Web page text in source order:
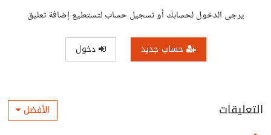
يرجى الدخول لحسابك أو تسجيل حساب لتستطيع إضافة تعليق
حساب جديد دخول
التعليقات الأفضل